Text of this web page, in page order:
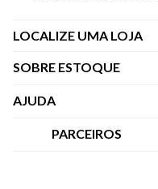
LOCALIZE UMA LOJA
SOBRE ESTOQUE
Quem Somos
AJUDA
Central de Atendimento
PARCEIROS